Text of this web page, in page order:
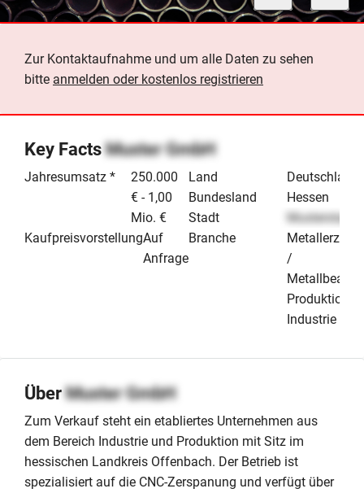
Zur Kontaktaufnahme und um alle Daten zu sehen
bitte anmelden oder kostenlos registrieren
Key FactsMuster GmbH
Jahresumsatz *
250.000
€ - 1,00
Mio. €
KaufpreisvorstellungAuf
Anfrage
Land
Deutschland
Bundesland
Hessen
Stadt
Musterstadt
Branche
/
Produktion &
Industrie
ÜberMuster GmbH
Zum Verkauf steht ein etabliertes Unternehmen aus
dem Bereich Industrie und Produktion mit Sitz im
hessischen Landkreis Offenbach. Der Betrieb ist
spezialisiert auf die CNC-Zerspanung und verfügt über